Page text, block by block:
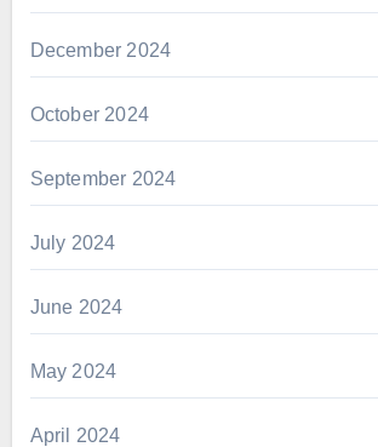
December 2024
October 2024
September 2024
July 2024
June 2024
May 2024
April 2024